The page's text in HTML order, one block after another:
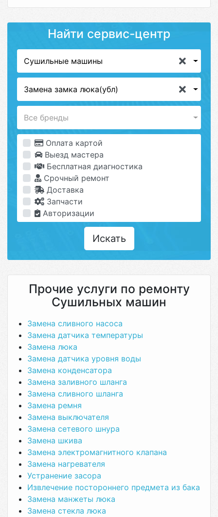
Найти сервис-центр
Сушильные машины
Замена замка люка(убл)
Все бренды
Оплата картой
Выезд мастера
Бесплатная диагностика
Срочный ремонт
Доставка
Запчасти
Авторизации
Искать
Прочие услуги по ремонту
Сушильных машин
Замена сливного насоса
Замена датчика температуры
Замена люка
Замена датчика уровня воды
Замена конденсатора
Замена заливного шланга
Замена сливного шланга
Замена ремня
Замена выключателя
Замена сетевого шнура
Замена шкива
Замена электромагнитного клапана
Замена нагревателя
Устранение засора
Извлечение постороннего предмета из бака
Замена манжеты люка
Замена стекла люка